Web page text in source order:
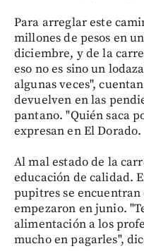
Para arreglar este
millones de pesos en
diciembre, y de la
eso no es sino un
algunas veces",
devuelven en las
pantano. "Quién saca
expresan en El Dorado.
Al mal estado de la
educación de calidad.
pupitres se encuentran
empezaron en junio.
alimentación a los
mucho en pagarles",